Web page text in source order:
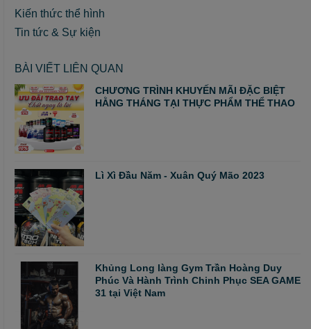
Kiến thức thể hình
Tin tức & Sự kiện
BÀI VIẾT LIÊN QUAN
CHƯƠNG TRÌNH KHUYẾN MÃI ĐẶC BIỆT
HẰNG THÁNG TẠI THỰC PHẨM THỂ THAO
Lì Xì Đầu Năm - Xuân Quý Mão 2023
Khủng Long làng Gym Trần Hoàng Duy
Phúc Và Hành Trình Chinh Phục SEA GAME
31 tại Việt Nam